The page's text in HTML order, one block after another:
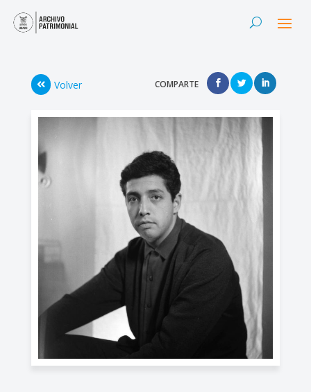
Volver COMPARTE